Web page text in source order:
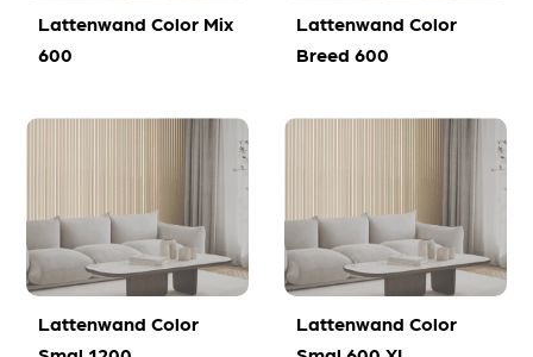
Lattenwand Color Mix
600
Lattenwand Color
Breed 600
Lattenwand Color
Lattenwand Color